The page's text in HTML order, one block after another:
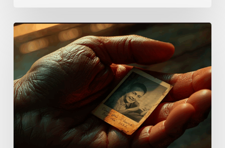
Pourquoi
« dire
revoir »
est
essentiel